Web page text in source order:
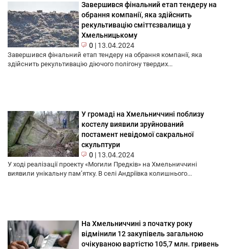
Завершився фінальний етап тендеру на
обрання компанії, яка здійснить
рекультивацію сміттєзвалища у
Хмельницькому
0 | 13.04.2024
Завершився фінальний етап тендеру на обрання компанії, яка
здійснить рекультивацію діючого полігону твердих...
У громаді на Хмельниччині поблизу
костелу виявили зруйнований
постамент невідомої сакральної
скульптури
0 | 13.04.2024
У ході реалізації проекту «Могили Предків» на Хмельниччині
виявили унікальну пам’ятку. В селі Андріївка колишнього...
На Хмельниччині з початку року
відмінили 12 закупівель загальною
очікуваною вартістю 105,7 млн. гривень